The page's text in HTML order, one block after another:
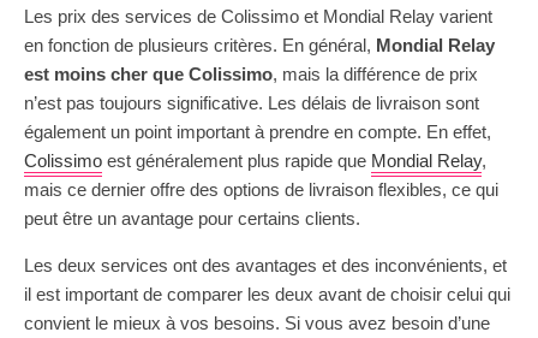
Les prix des services de Colissimo et Mondial Relay varient
en fonction de plusieurs critères. En général, Mondial Relay
est moins cher que Colissimo, mais la différence de prix
n’est pas toujours significative. Les délais de livraison sont
également un point important à prendre en compte. En effet,
Colissimo est généralement plus rapide que Mondial Relay,
mais ce dernier offre des options de livraison flexibles, ce qui
peut être un avantage pour certains clients.
Les deux services ont des avantages et des inconvénients, et
il est important de comparer les deux avant de choisir celui qui
convient le mieux à vos besoins. Si vous avez besoin d’une